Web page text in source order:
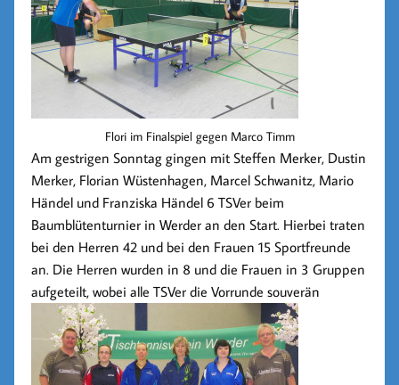
Flori im Finalspiel gegen Marco Timm
Am gestrigen Sonntag gingen mit Steffen Merker, Dustin
Merker, Florian Wüstenhagen, Marcel Schwanitz, Mario
Händel und Franziska Händel 6 TSVer beim
Baumblütenturnier in Werder an den Start. Hierbei traten
bei den Herren 42 und bei den Frauen 15 Sportfreunde
an. Die Herren wurden in 8 und die Frauen in 3 Gruppen
aufgeteilt, wobei alle TSVer die Vorrunde souverän